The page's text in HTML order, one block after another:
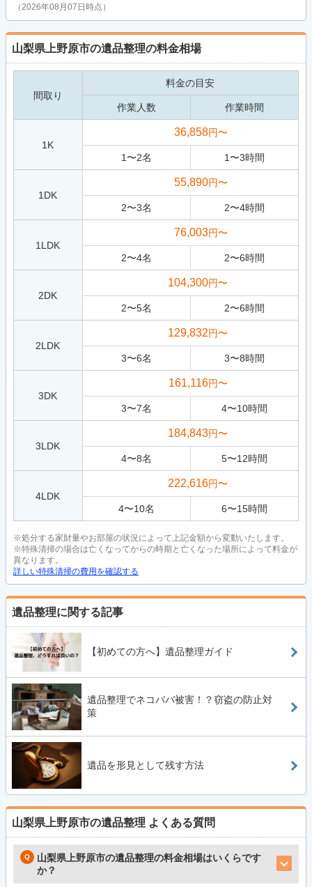
（2026年08月07日時点）
山梨県上野原市の遺品整理の料金相場
間取り
料金の目安
作業人数 作業時間
1K
36,858円〜
1 〜2名 1 〜3時間
1DK
55,890円〜
2〜3名 2〜4時間
1LDK
76,003円〜
2〜4名 2〜6時間
2DK
104,300円〜
2〜5名 2〜6時間
2LDK
129,832円〜
3〜6名 3〜8時間
3DK
161,116円〜
3〜7名 4〜10時間
3LDK
184,843円〜
4〜8名 5〜12時間
4LDK
222,616円〜
4〜10名 6〜15時間
※処分する家財量やお部屋の状況によって上記金額から変動いたします。
※特殊清掃の場合は亡くなってからの時期と亡くなった場所によって料金が
異なります。
詳しい特殊清掃の費用を確認する
遺品整理に関する記事
【初めての方へ】遺品整理ガイド
遺品整理でネコババ被害！？窃盗の防止対
策
遺品を形見として残す方法
山梨県上野原市の遺品整理 よくある質問
山梨県上野原市の遺品整理の料金相場はいくらです
か？